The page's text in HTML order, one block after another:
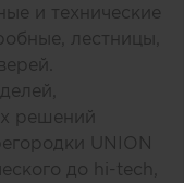
и технические
лестницы,
решений
UNION
до hi-tech,